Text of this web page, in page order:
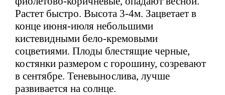
Растет быстро. Высота 3-4м. Зацветает в
конце июня-июля небольшими
кистевидными бело-кремовыми
соцветиями. Плоды блестящие черные,
костянки размером с горошину, созревают
в сентябре. Теневынослива, лучше
развивается на солнце.